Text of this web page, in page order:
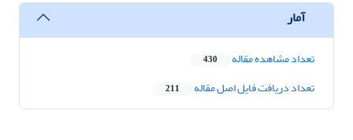
آمار
تعداد مشاهده مقاله 430
تعداد دریافت فایل اصل مقاله 211